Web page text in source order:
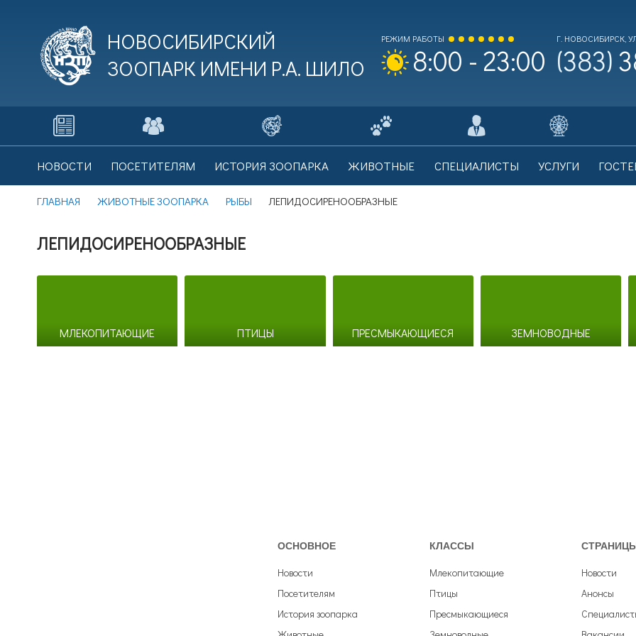
НОВОСИБИРСКИЙ
ЗООПАРК ИМЕНИ Р.А. ШИЛО
РЕЖИМ РАБОТЫ
8:00 - 23:00
Г. НОВОСИБИРСК,
(383)
Цена билета: 700 рублей.
Согласие на обработкуперсональных данных
Согласие справилами поведения в зоопарке
НОВОСТИ ПОСЕТИТЕЛЯМ ИСТОРИЯ ЗООПАРКА ЖИВОТНЫЕ СПЕЦИАЛИСТЫ УСЛУГИ
ГЛАВНАЯ ЖИВОТНЫЕ ЗООПАРКА РЫБЫ ЛЕПИДОСИРЕНООБРАЗНЫЕ
ЛЕПИДОСИРЕНООБРАЗНЫЕ
МЛЕКОПИТАЮЩИЕ ПТИЦЫ ПРЕСМЫКАЮЩИЕСЯ ЗЕМНОВОДНЫЕ
ОСНОВНОЕ
Новости
Посетителям
История зоопарка
КЛАССЫ
Млекопитающие
Птицы
Пресмыкающиеся
Новости
Анонсы